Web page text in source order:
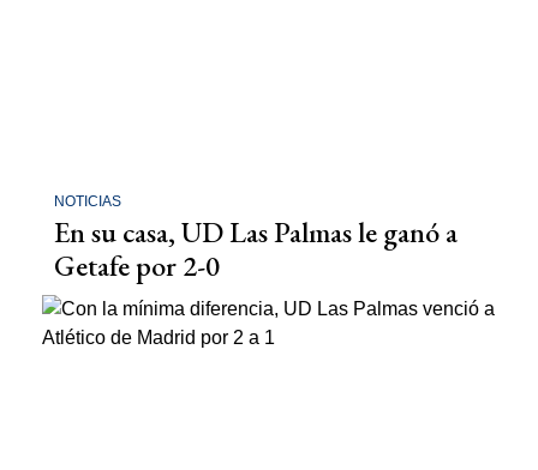
NOTICIAS
En su casa, UD Las Palmas le ganó a
Getafe por 2-0